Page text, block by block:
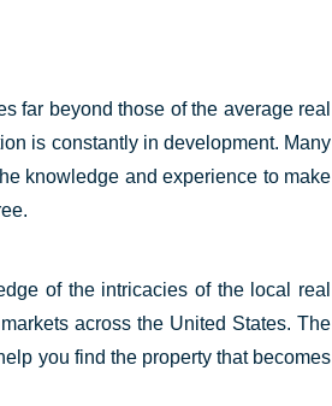
far beyond those of the average real
is constantly in development. Many
knowledge and experience to make
of the intricacies of the local real
across the United States. The
you find the property that becomes